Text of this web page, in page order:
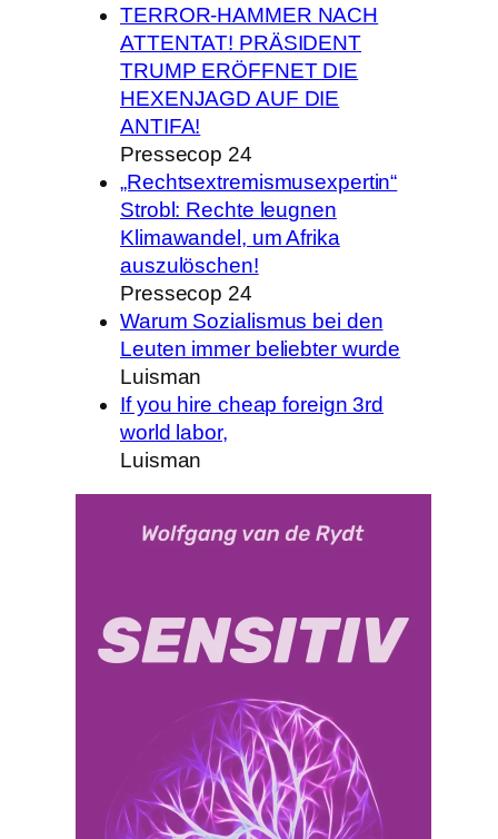
TERROR-HAMMER NACH
ATTENTAT! PRÄSIDENT
TRUMP ERÖFFNET DIE
HEXENJAGD AUF DIE
ANTIFA!
Pressecop 24
„Rechtsextremismusexpertin“
Strobl: Rechte leugnen
Klimawandel, um Afrika
auszulöschen!
Pressecop 24
Warum Sozialismus bei den
Leuten immer beliebter wurde
Luisman
If you hire cheap foreign 3rd
world labor,
Luisman